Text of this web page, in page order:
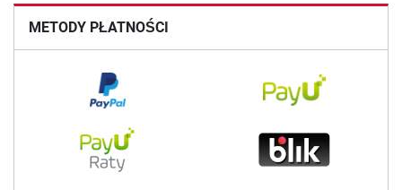
METODY PŁATNOŚCI